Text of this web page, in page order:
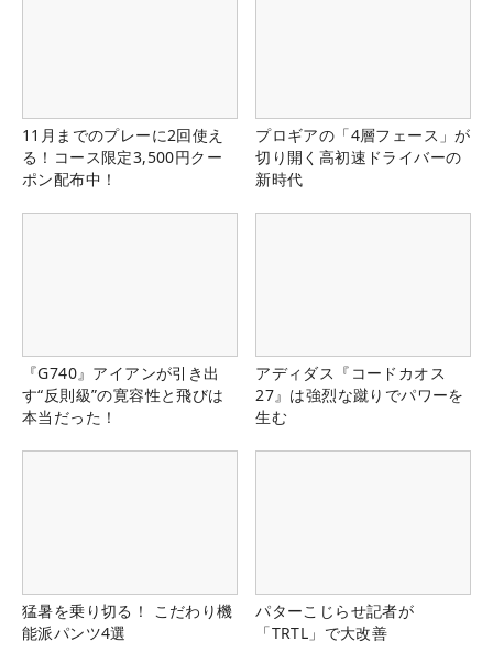
11月までのプレーに2回使え
る！コース限定3,500円クー
ポン配布中！
プロギアの「4層フェース」が
切り開く高初速ドライバーの
新時代
『G740』アイアンが引き出
す“反則級”の寛容性と飛びは
本当だった！
アディダス『コードカオス
27』は強烈な蹴りでパワーを
生む
猛暑を乗り切る！ こだわり機
能派パンツ4選
パターこじらせ記者が
「TRTL」で大改善